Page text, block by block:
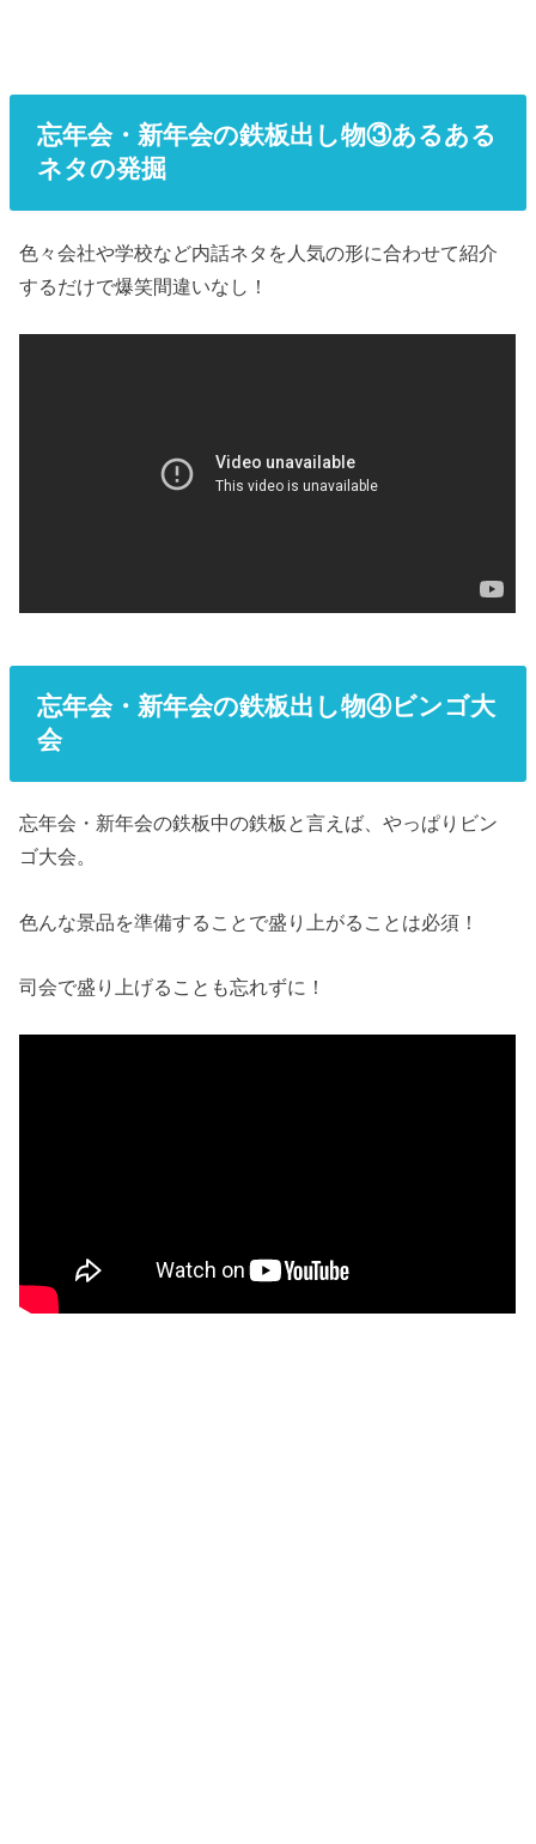
忘年会・新年会の鉄板出し物③あるある
ネタの発掘
色々会社や学校など内話ネタを人気の形に合わせて紹介
するだけで爆笑間違いなし！
忘年会・新年会の鉄板出し物④ビンゴ大
会
忘年会・新年会の鉄板中の鉄板と言えば、やっぱりビン
ゴ大会。
色んな景品を準備することで盛り上がることは必須！
司会で盛り上げることも忘れずに！